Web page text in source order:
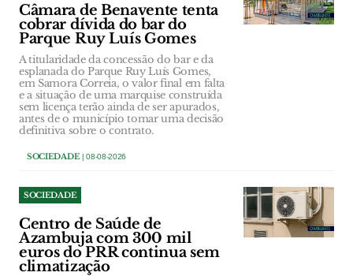
Câmara de Benavente tenta
cobrar dívida do bar do
Parque Ruy Luís Gomes
A titularidade da concessão do bar e da
esplanada do Parque Ruy Luís Gomes,
em Samora Correia, o valor final em falta
e a situação de uma marquise construída
sem licença terão ainda de ser apurados,
antes de o município tomar uma decisão
definitiva sobre o contrato.
SOCIEDADE| 08-08-2026
SOCIEDADE
Centro de Saúde de
Azambuja com 300 mil
euros do PRR continua sem
climatização